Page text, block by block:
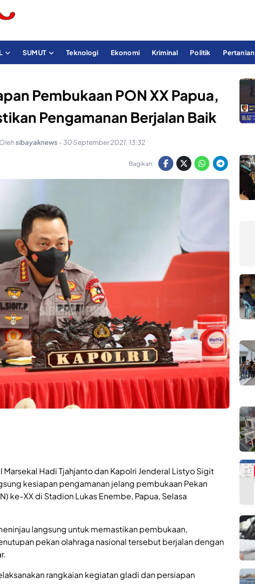
SUMUT Teknologi Ekonomi Kriminal Politik Pertanian
Pembukaan PON XX Papua,
Pengamanan Berjalan Baik
Olehsibayaknews -30 September 2021, 13:32
Bagikan:
Marsekal Hadi Tjahjanto dan Kapolri Jenderal Listyo Sigit
kesiapan pengamanan jelang pembukaan Pekan
ke-XX di Stadion Lukas Enembe, Papua, Selasa
langsung untuk memastikan pembukaan,
pekan olahraga nasional tersebut berjalan dengan
rangkaian kegiatan gladi dan persiapan